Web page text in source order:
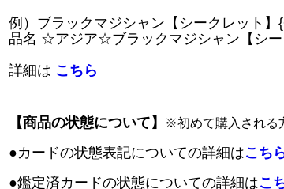
例）ブラックマジシャン【シークレット
品名 ☆アジア☆ブラックマジシャン【シー
詳細は こちら
【商品の状態について】 ※初めて購入される
●カードの状態表記についての詳細はこち
●鑑定済カードの状態についての詳細はこ